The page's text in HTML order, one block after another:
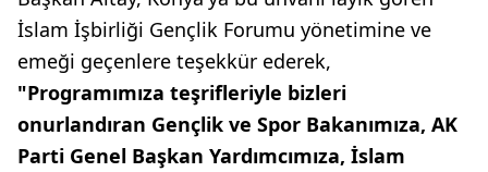
İslam İşbirliği Gençlik Forumu yönetimine ve
emeği geçenlere teşekkür ederek,
"Programımıza teşrifleriyle bizleri
onurlandıran Gençlik ve Spor Bakanımıza, AK
Parti Genel Başkan Yardımcımıza, İslam